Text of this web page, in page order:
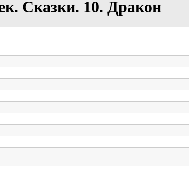
Сказки. 10. Дракон